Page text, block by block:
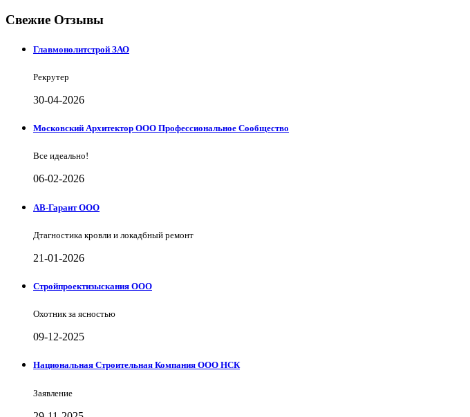
Свежие Отзывы
Главмонолитстрой ЗАО
Рекрутер
30-04-2026
Московский Архитектор ООО Профессиональное Сообщество
Все идеально!
06-02-2026
АВ-Гарант ООО
Дтагностика кровли и локадбный ремонт
21-01-2026
Стройпроектизыскания ООО
Охотник за ясностью
09-12-2025
Национальная Строительная Компания ООО НСК
Заявление